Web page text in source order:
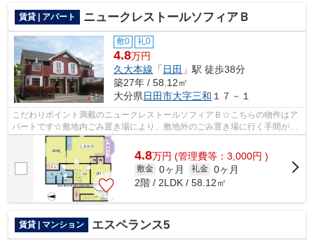
賃貸 | アパート ニュークレストールソフィアＢ
敷0 礼0
4.8万円
久大本線 「 日田 」駅 徒歩38分
築27年 / 58.12㎡
大分県日田市大字三和 １７－１
こだわりポイント満載のニュークレストールソフィアＢ☆こちらの物件はア
パートです☆敷地内ごみ置き場により、敷地外のごみ置き場に行く手間が省
けます☆ATMに行かずとも、初期費用や家...
4.8万円 (管理費等：3,000円 )
敷金 0ヶ月 礼金 0ヶ月
2階 / 2LDK / 58.12㎡
賃貸 | マンション エスペランス5